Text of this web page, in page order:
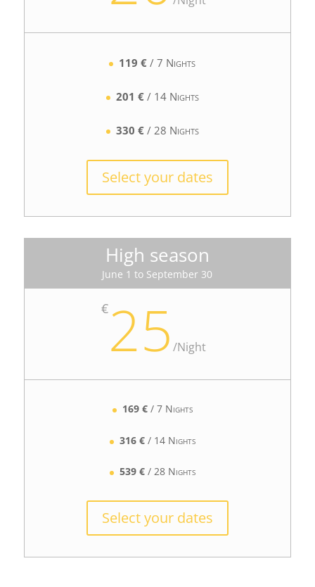
119 €/ 7 Nights
201 €/ 14 Nights
330 €/ 28 Nights
Select your dates
High season
June 1 to September 30
€25/Night
169 € / 7 Nights
316 €/ 14 Nights
539 €/ 28 Nights
Select your dates